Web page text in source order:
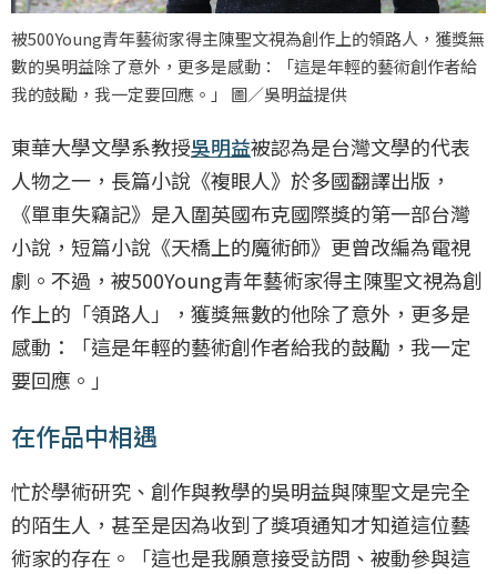
被500Young青年藝術家得主陳聖文視為創作上的領路人，獲獎無
數的吳明益除了意外，更多是感動：「這是年輕的藝術創作者給
我的鼓勵，我一定要回應。」 圖／吳明益提供
東華大學文學系教授吳明益被認為是台灣文學的代表
人物之一，長篇小說《複眼人》於多國翻譯出版，
《單車失竊記》是入圍英國布克國際獎的第一部台灣
小說，短篇小說《天橋上的魔術師》更曾改編為電視
劇。不過，被500Young青年藝術家得主陳聖文視為創
作上的「領路人」，獲獎無數的他除了意外，更多是
感動：「這是年輕的藝術創作者給我的鼓勵，我一定
要回應。」
在作品中相遇
忙於學術研究、創作與教學的吳明益與陳聖文是完全
的陌生人，甚至是因為收到了獎項通知才知道這位藝
術家的存在。「這也是我願意接受訪問、被動參與這